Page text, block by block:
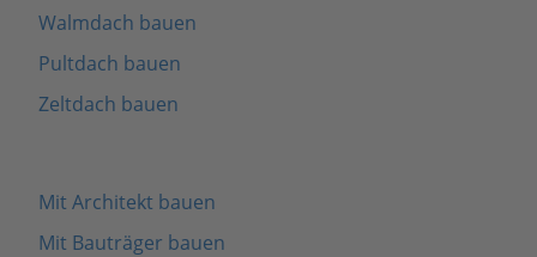
Walmdach bauen
Pultdach bauen
Zeltdach bauen
Mit Architekt bauen
Mit Bauträger bauen